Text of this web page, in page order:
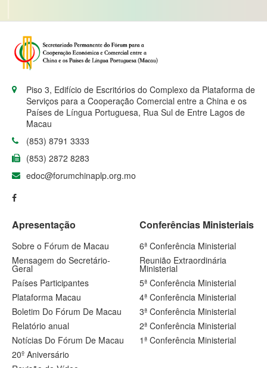
Piso 3, Edifício de Escritórios do Complexo da Plataforma de
Serviços para a Cooperação Comercial entre a China e os
Países de Língua Portuguesa, Rua Sul de Entre Lagos de
Macau
(853) 8791 3333
(853) 2872 8283
edoc@forumchinaplp.org.mo
Apresentação
Sobre o Fórum de Macau
Mensagem do Secretário-
Geral
Países Participantes
Plataforma Macau
Boletim Do Fórum De Macau
Relatório anual
Notícias Do Fórum De Macau
20º Aniversário
Conferências Ministeriais
6ª Conferência Ministerial
Reunião Extraordinária
Ministerial
5ª Conferência Ministerial
4ª Conferência Ministerial
3ª Conferência Ministerial
2ª Conferência Ministerial
1ª Conferência Ministerial